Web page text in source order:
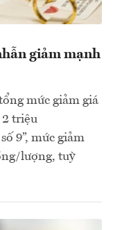
giảm mạnh
mức giảm giá
2 triệu
9”, mức giảm
lượng, tuỳ